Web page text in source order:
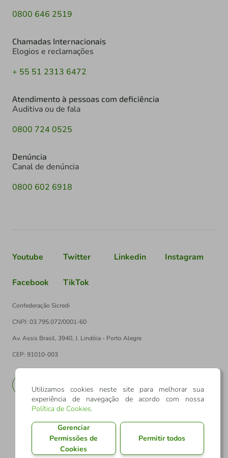
0800 646 2519
Chamadas Internacionais
Elogios e reclamações
+ 55 51 2313 6472
Atendimento à pessoas com deficiência
Auditiva ou de fala
0800 724 0525
Denúncia
Canal de denúncia
0800 602 6918
Youtube Twitter Linkedin Instagram
Facebook TikTok
Confederação Sicredi
CNPJ: 03.795.072/0001-60
Av. Assis Brasil, 3940, J. Lindóia - Porto Alegre
CEP: 91010-003
Utilizamos cookies neste site para melhorar sua
experiência de navegação de acordo com nossa
Política de Cookies.
Gerenciar
Permissões de
Cookies
Permitir todos